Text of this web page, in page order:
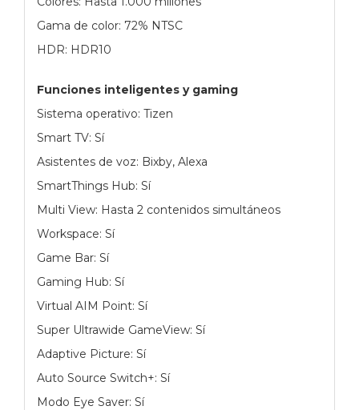
Gama de color: 72% NTSC
HDR: HDR10
Funciones inteligentes y gaming
Sistema operativo: Tizen
Smart TV: Sí
Asistentes de voz: Bixby, Alexa
SmartThings Hub: Sí
Multi View: Hasta 2 contenidos simultáneos
Workspace: Sí
Game Bar: Sí
Gaming Hub: Sí
Virtual AIM Point: Sí
Super Ultrawide GameView: Sí
Adaptive Picture: Sí
Auto Source Switch+: Sí
Modo Eye Saver: Sí